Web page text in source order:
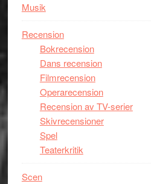
Musik
Recension
Bokrecension
Dans recension
Filmrecension
Operarecension
Recension av TV-serier
Skivrecensioner
Spel
Teaterkritik
Scen